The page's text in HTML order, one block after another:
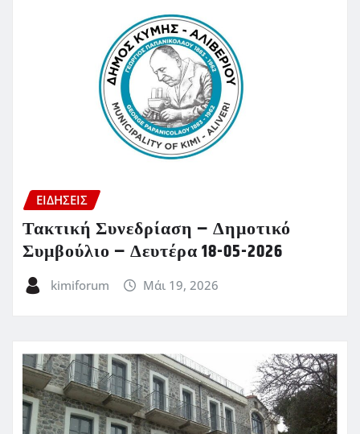
ΕΙΔΗΣΕΙΣ
Τακτική Συνεδρίαση – Δημοτικό
Συμβούλιο – Δευτέρα 18-05-2026
kimiforum Μάι 19, 2026